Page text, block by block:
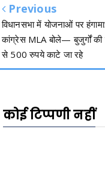
Previous
विधानसभा में योजनाओं पर हंगामा:
कांग्रेस MLA बोले— बुजुर्गों
से 500 रुपये काटे जा रहे
कोई टिप्पणी नहीं